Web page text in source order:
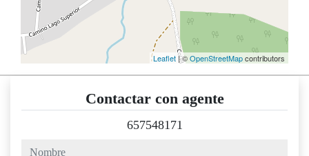
Leaflet| ©OpenStreetMapcontributors
Contactar con agente
657548171
nombre